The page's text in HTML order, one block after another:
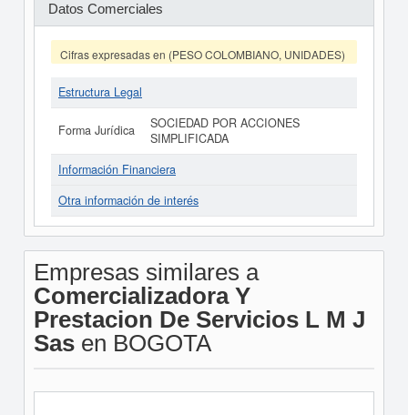
Datos Comerciales
Cifras expresadas en (PESO COLOMBIANO, UNIDADES)
Estructura Legal
Forma Jurídica
SOCIEDAD POR ACCIONES
SIMPLIFICADA
Información Financiera
Otra información de interés
Empresas similares a
Comercializadora Y
Prestacion De Servicios L M J
Sasen BOGOTA